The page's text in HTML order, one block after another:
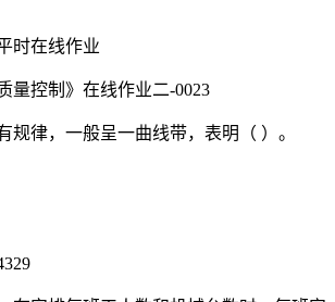
时在线作业
量控制》在线作业二-0023
规律，一般呈一曲线带，表明（ ）。